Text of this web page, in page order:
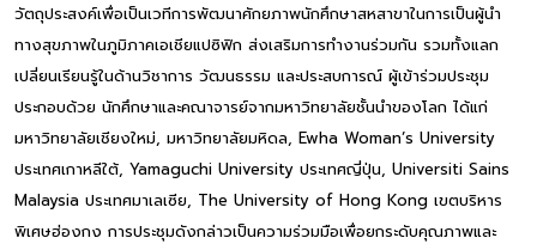
วัตถุประสงค์เพื่อเป็นเวทีการพัฒนาศักยภาพนักศึกษาสหสาขาในการเป็นผู้นำ
ทางสุขภาพในภูมิภาคเอเชียแปซิฟิก ส่งเสริมการทำงานร่วมกัน รวมทั้งแลก
เปลี่ยนเรียนรู้ในด้านวิชาการ วัฒนธรรม และประสบการณ์ ผู้เข้าร่วมประชุม
ประกอบด้วย นักศึกษาและคณาจารย์จากมหาวิทยาลัยชั้นนำของโลก ได้แก่
มหาวิทยาลัยเชียงใหม่, มหาวิทยาลัยมหิดล, Ewha Woman’s University
ประเทศเกาหลีใต้, Yamaguchi University ประเทศญี่ปุ่น, Universiti Sains
Malaysia ประเทศมาเลเซีย, The University of Hong Kong เขตบริหาร
พิเศษฮ่องกง การประชุมดังกล่าวเป็นความร่วมมือเพื่อยกระดับคุณภาพและ